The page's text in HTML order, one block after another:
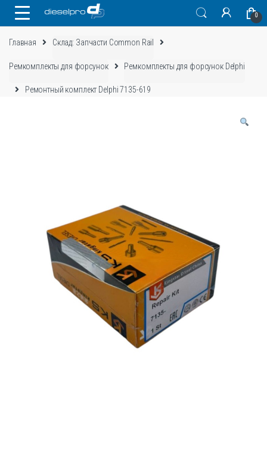
0
Главная Склад: Запчасти Common Rail
Ремкомплекты для форсунок Ремкомплекты для форсунок Delphi
Ремонтный комплект Delphi 7135-619